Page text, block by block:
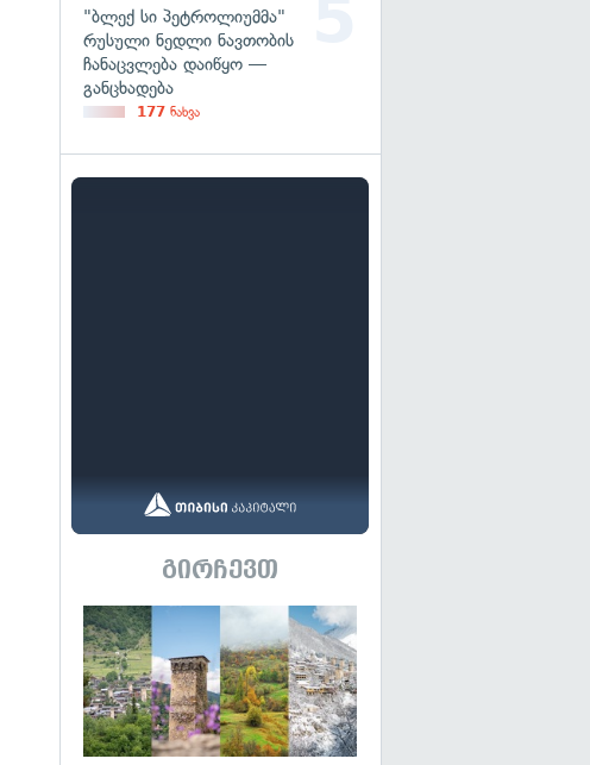
"ბლექ სი პეტროლიუმმა"
რუსული ნედლი ნავთობის
ჩანაცვლება დაიწყო —
განცხადება
177 ნახვა
გირჩევთ